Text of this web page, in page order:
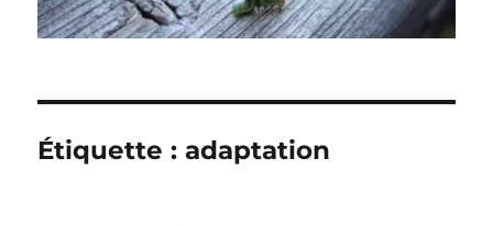
Étiquette :adaptation